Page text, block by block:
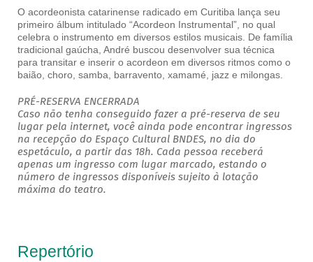
O acordeonista catarinense radicado em Curitiba lança seu
primeiro álbum intitulado “Acordeon Instrumental”, no qual
celebra o instrumento em diversos estilos musicais. De família
tradicional gaúcha, André buscou desenvolver sua técnica
para transitar e inserir o acordeon em diversos ritmos como o
baião, choro, samba, barravento, xamamé, jazz e milongas.
PRÉ-RESERVA ENCERRADA
Caso não tenha conseguido fazer a pré-reserva de seu
lugar pela internet, você ainda pode encontrar ingressos
na recepção do Espaço Cultural BNDES, no dia do
espetáculo, a partir das 18h. Cada pessoa receberá
apenas um ingresso com lugar marcado, estando o
número de ingressos disponíveis sujeito à lotação
máxima do teatro.
Repertório